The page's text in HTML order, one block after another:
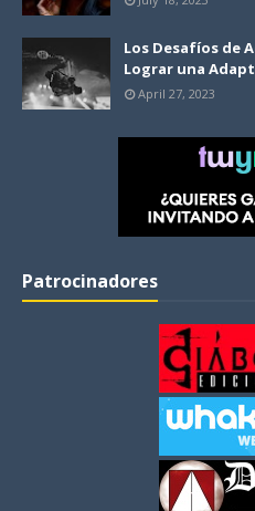
Los Desafíos de
Lograr una
April 27, 2023
Patrocinadores